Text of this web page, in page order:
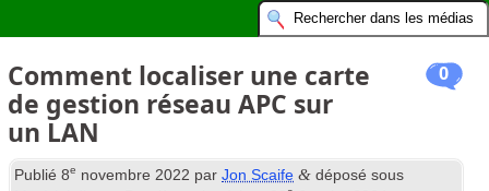
0
Comment localiser une carte
de gestion réseau APC sur
un LAN
Publié8e novembre 2022 parJon Scaife & déposé sous